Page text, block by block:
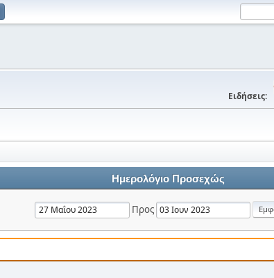
Ειδήσεις:
Ημερολόγιο Προσεχώς
Προς